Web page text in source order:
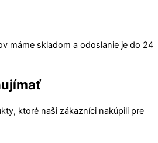
máme skladom a odoslanie je do 24
ktoré naši zákazníci nakúpili pre